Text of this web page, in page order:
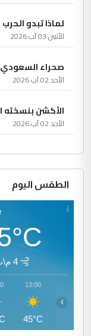
لماذا تبدو
الأثنين 03 آب 2026
صحراء السعودي
الأحد 02 آب 2026
الأكشن بنسخته
الأحد 02 آب 2026
الطقس اليوم
4 م\ث
13:00
45°C
›